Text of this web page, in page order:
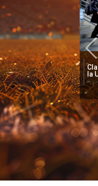
por hinchas de
de Justicia